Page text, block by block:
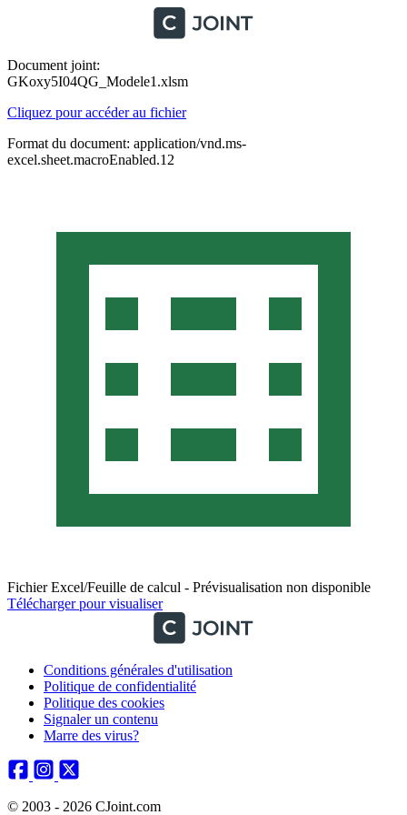
Document joint:
GKoxy5I04QG_Modele1.xlsm
Cliquez pour accéder au fichier
Format du document: application/vnd.ms-
excel.sheet.macroEnabled.12
Fichier Excel/Feuille de calcul - Prévisualisation non disponible
Télécharger pour visualiser
Conditions générales d'utilisation
Politique de confidentialité
Politique des cookies
Signaler un contenu
Marre des virus?
© 2003 - 2026 CJoint.com